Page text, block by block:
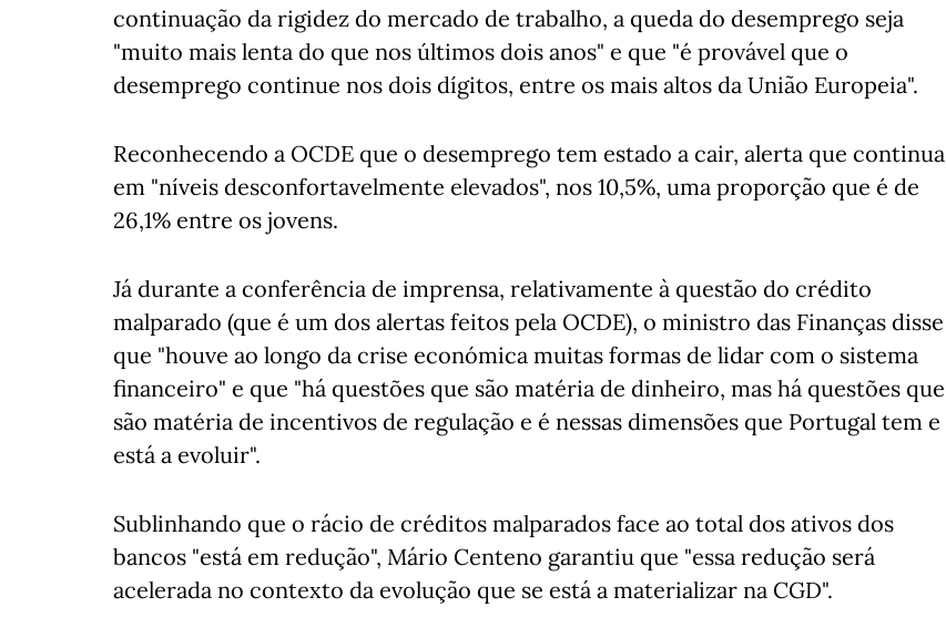
continuação da rigidez do mercado de trabalho, a queda do desemprego seja
"muito mais lenta do que nos últimos dois anos" e que "é provável que o
desemprego continue nos dois dígitos, entre os mais altos da União Europeia".
Reconhecendo a OCDE que o desemprego tem estado a cair, alerta que continua
em "níveis desconfortavelmente elevados", nos 10,5%, uma proporção que é de
26,1% entre os jovens.
Já durante a conferência de imprensa, relativamente à questão do crédito
malparado (que é um dos alertas feitos pela OCDE), o ministro das Finanças disse
que "houve ao longo da crise económica muitas formas de lidar com o sistema
financeiro" e que "há questões que são matéria de dinheiro, mas há questões que
são matéria de incentivos de regulação e é nessas dimensões que Portugal tem e
está a evoluir".
Sublinhando que o rácio de créditos malparados face ao total dos ativos dos
bancos "está em redução", Mário Centeno garantiu que "essa redução será
acelerada no contexto da evolução que se está a materializar na CGD".